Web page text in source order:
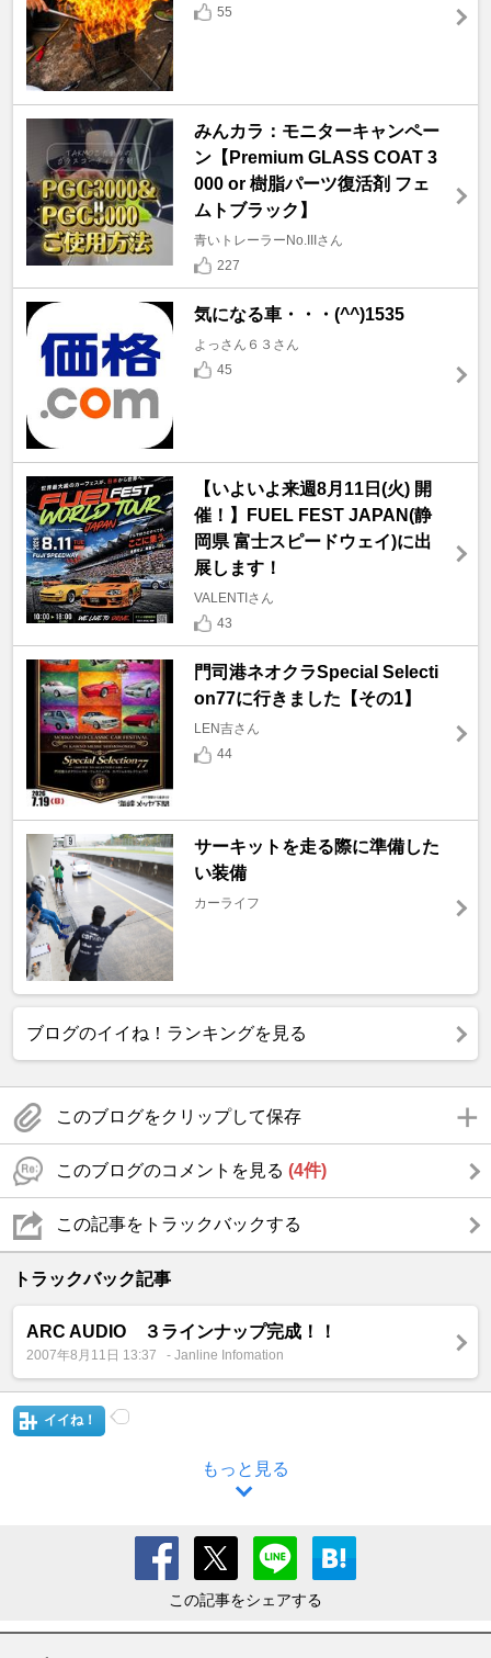
55
みんカラ：モニターキャンペー
ン【Premium GLASS COAT 3
000 or 樹脂パーツ復活剤 フェ
ムトブラック】
青いトレーラーNo.IIIさん
227
気になる車・・・(^^)1535
よっさん６３さん
45
【いよいよ来週8月11日(火) 開
催！】FUEL FEST JAPAN(静
岡県 富士スピードウェイ)に出
展します！
VALENTIさん
43
門司港ネオクラSpecial Selecti
on77に行きました【その1】
LEN吉さん
44
サーキットを走る際に準備した
い装備
カーライフ
ブログのイイね！ランキングを見る
このブログをクリップして保存
このブログのコメントを見る (4件)
この記事をトラックバックする
トラックバック記事
ARC AUDIO ３ラインナップ完成！！
2007年8月11日 13:37 - Janline Infomation
イイね！
もっと見る
この記事をシェアする